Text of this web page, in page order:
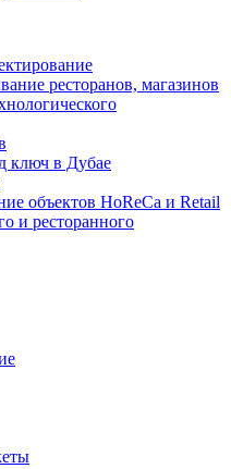
ресторанов, магазинов
ключ в Дубае
объектов HoReCa и Retail
и ресторанного